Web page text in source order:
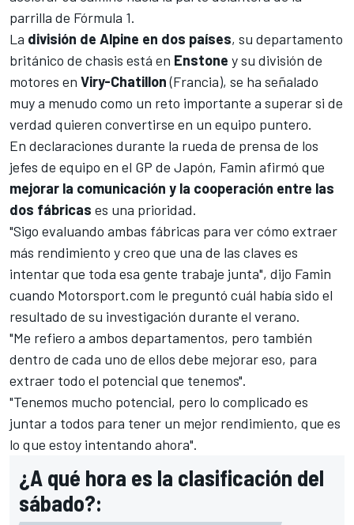
parrilla de Fórmula 1.
La división de Alpine en dos países, su departamento
británico de chasis está en Enstone y su división de
motores en Viry-Chatillon(Francia), se ha señalado
muy a menudo como un reto importante a superar si de
verdad quieren convertirse en un equipo puntero.
En declaraciones durante la rueda de prensa de los
jefes de equipo en el GP de Japón, Famin afirmó que
mejorar la comunicación y la cooperación entre las
dos fábricas es una prioridad.
"Sigo evaluando ambas fábricas para ver cómo extraer
más rendimiento y creo que una de las claves es
intentar que toda esa gente trabaje junta", dijo Famin
cuando Motorsport.com le preguntó cuál había sido el
resultado de su investigación durante el verano.
"Me refiero a ambos departamentos, pero también
dentro de cada uno de ellos debe mejorar eso, para
extraer todo el potencial que tenemos".
"Tenemos mucho potencial, pero lo complicado es
juntar a todos para tener un mejor rendimiento, que es
lo que estoy intentando ahora".
¿A qué hora es la clasificación del
sábado?: